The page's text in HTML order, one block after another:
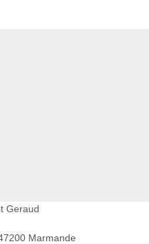
Geraud
Marmande